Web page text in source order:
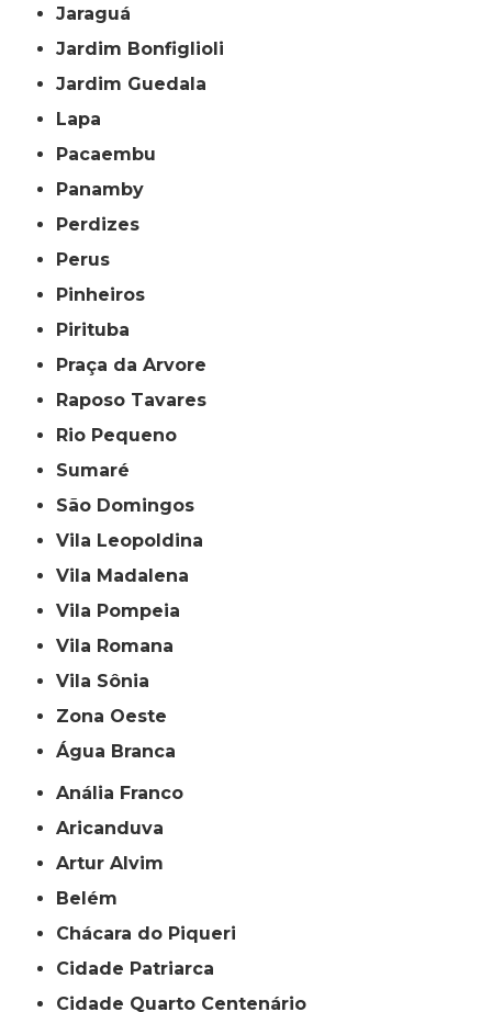
Jaraguá
Jardim Bonfiglioli
Jardim Guedala
Lapa
Pacaembu
Panamby
Perdizes
Perus
Pinheiros
Pirituba
Praça da Arvore
Raposo Tavares
Rio Pequeno
Sumaré
São Domingos
Vila Leopoldina
Vila Madalena
Vila Pompeia
Vila Romana
Vila Sônia
Zona Oeste
Água Branca
Anália Franco
Aricanduva
Artur Alvim
Belém
Chácara do Piqueri
Cidade Patriarca
Cidade Quarto Centenário